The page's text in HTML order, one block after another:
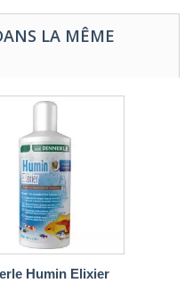
LA MÊME
Humin Elixier